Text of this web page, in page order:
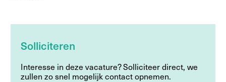
Solliciteren
Interesse in deze vacature? Solliciteer direct, we
zullen zo snel mogelijk contact opnemen.